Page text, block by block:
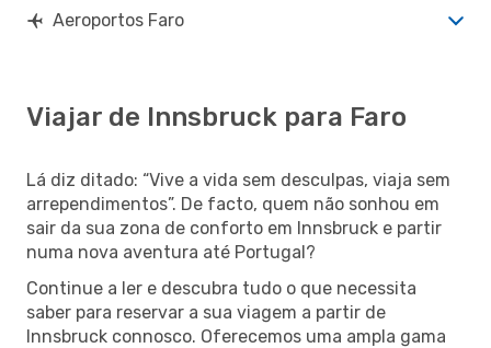
Aeroportos Faro
Viajar de Innsbruck para Faro
Lá diz ditado: “Vive a vida sem desculpas, viaja sem
arrependimentos”. De facto, quem não sonhou em
sair da sua zona de conforto em Innsbruck e partir
numa nova aventura até Portugal?
Continue a ler e descubra tudo o que necessita
saber para reservar a sua viagem a partir de
Innsbruck connosco. Oferecemos uma ampla gama